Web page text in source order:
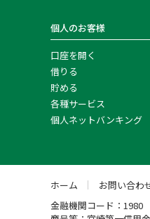
個人のお客様
口座を開く
借りる
貯める
各種サービス
個人ネットバンキング
ホーム お問い合わ
金融機関コード：